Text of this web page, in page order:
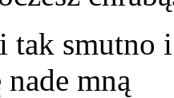
tak smutno
mną